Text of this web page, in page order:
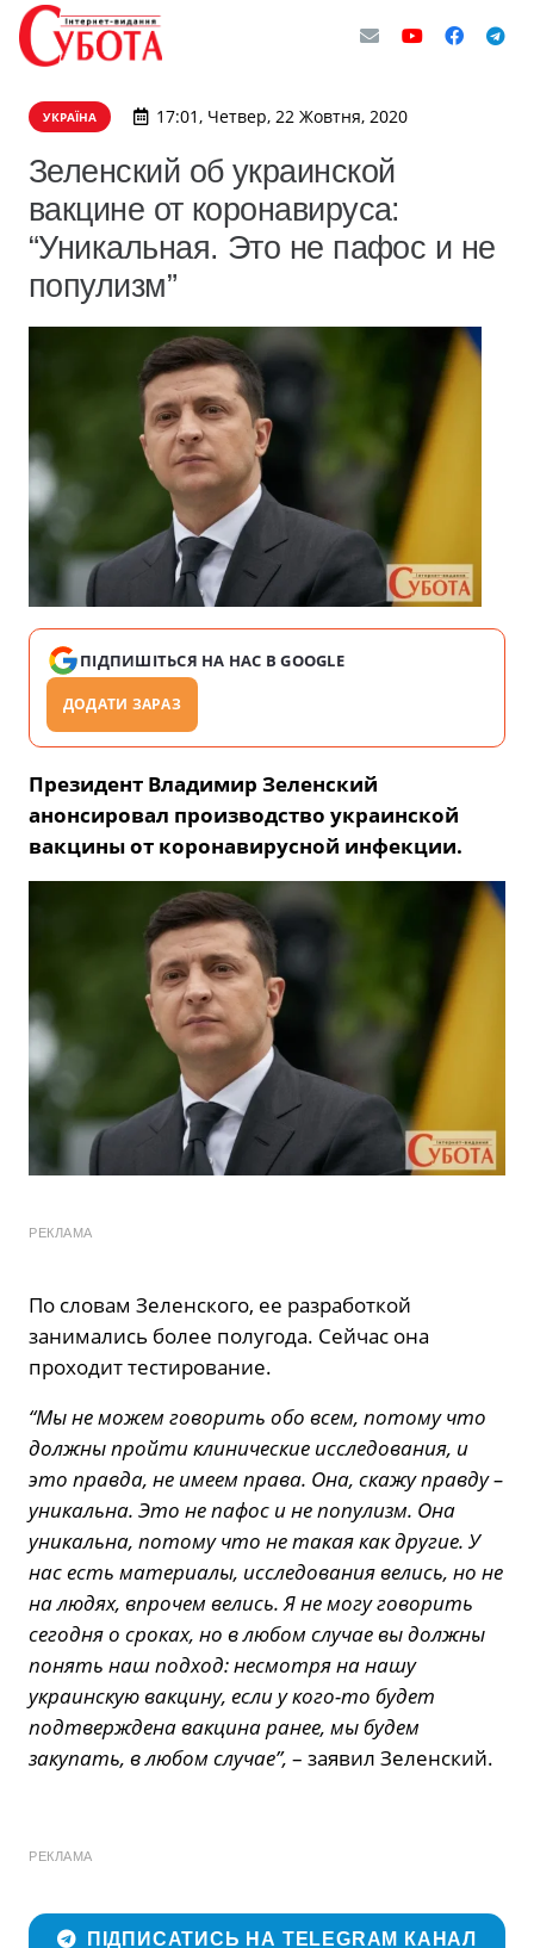
УКРАЇНА 17:01, Четвер, 22 Жовтня, 2020
Зеленский об украинской
вакцине от коронавируса:
“Уникальная. Это не пафос и не
популизм”
ПІДПИШІТЬСЯ НА НАС В GOOGLE
ДОДАТИ ЗАРАЗ
Президент Владимир Зеленский
анонсировал производство украинской
вакцины от коронавирусной инфекции.
РЕКЛАМА
По словам Зеленского, ее разработкой
занимались более полугода. Сейчас она
проходит тестирование.
“Мы не можем говорить обо всем, потому что
должны пройти клинические исследования, и
это правда, не имеем права. Она, скажу правду –
уникальна. Это не пафос и не популизм. Она
уникальна, потому что не такая как другие. У
нас есть материалы, исследования велись, но не
на людях, впрочем велись. Я не могу говорить
сегодня о сроках, но в любом случае вы должны
понять наш подход: несмотря на нашу
украинскую вакцину, если у кого-то будет
подтверждена вакцина ранее, мы будем
закупать, в любом случае”, – заявил Зеленский.
РЕКЛАМА
ПІДПИСАТИСЬ НА TELEGRAM КАНАЛ